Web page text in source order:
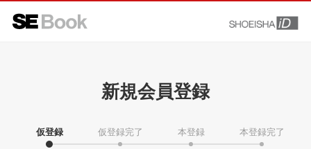
新規会員登録
仮登録 仮登録完了 本登録 本登録完了